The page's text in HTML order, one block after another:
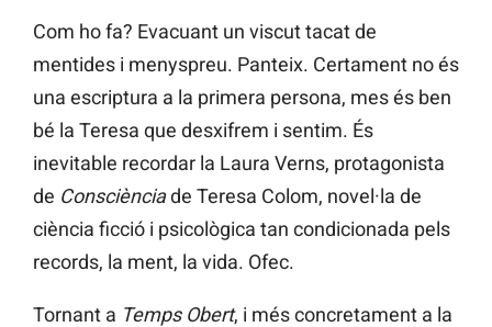
Com ho fa? Evacuant un viscut tacat de
mentides i menyspreu. Panteix. Certament no és
una escriptura a la primera persona, mes és ben
bé la Teresa que desxifrem i sentim. És
inevitable recordar la Laura Verns, protagonista
de Consciènciade Teresa Colom, novel·la de
ciència ficció i psicològica tan condicionada pels
records, la ment, la vida. Ofec.
Tornant a Temps Obert, i més concretament a la